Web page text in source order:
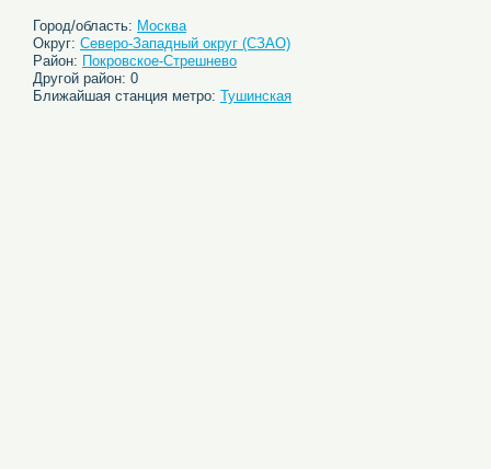
Город/область: Москва
Округ: Северо-Западный округ (СЗАО)
Район: Покровское-Стрешнево
Другой район: 0
Ближайшая станция метро: Тушинская